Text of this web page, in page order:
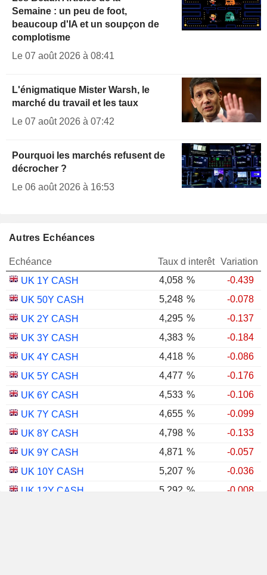
Semaine : un peu de foot,
beaucoup d'IA et un soupçon de
complotisme
Le 07 août 2026 à 08:41
L'énigmatique Mister Warsh, le
marché du travail et les taux
Le 07 août 2026 à 07:42
Pourquoi les marchés refusent de
décrocher ?
Le 06 août 2026 à 16:53
Autres Echéances
Echéance Taux d interêt Variation
UK 1Y CASH
4,058 %
-0.439
UK 50Y CASH
5,248 %
-0.078
UK 2Y CASH
4,295 %
-0.137
UK 3Y CASH
4,383 %
-0.184
UK 4Y CASH
4,418 %
-0.086
UK 5Y CASH
4,477 %
-0.176
UK 6Y CASH
4,533 %
-0.106
UK 7Y CASH
4,655 %
-0.099
UK 8Y CASH
4,798 %
-0.133
UK 9Y CASH
4,871 %
-0.057
UK 10Y CASH
5,207 %
-0.036
UK 12Y CASH
5,292 %
-0.008